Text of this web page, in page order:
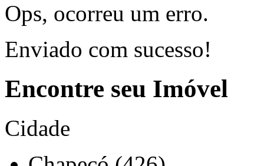
Ops, ocorreu um erro.
Enviado com sucesso!
Encontre seu Imóvel
Cidade